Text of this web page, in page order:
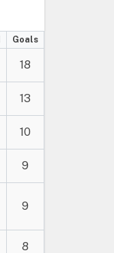
Goals
18
13
10
9
9
8